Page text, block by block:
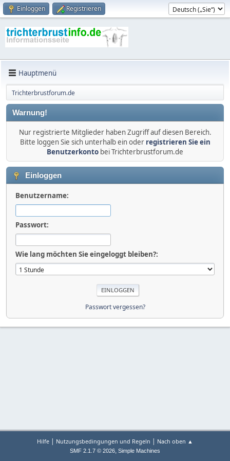
Einloggen Registrieren
Hauptmenü
Trichterbrustforum.de
Warnung!
Nur registrierte Mitglieder haben Zugriff auf diesen Bereich.
Bitte loggen Sie sich unterhalb ein oder registrieren Sie ein
Benutzerkonto bei Trichterbrustforum.de
Einloggen
Benutzername:
Passwort:
Wie lang möchten Sie eingeloggt bleiben?:
Passwort vergessen?
Hilfe | Nutzungsbedingungen und Regeln | Nach oben ▲
SMF 2.1.7 © 2026, Simple Machines